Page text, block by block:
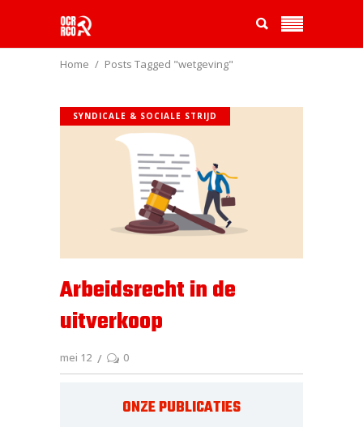
Home Posts Tagged "wetgeving"
SYNDICALE & SOCIALE STRIJD
Arbeidsrecht in de
uitverkoop
mei 12 0
ONZE PUBLICATIES